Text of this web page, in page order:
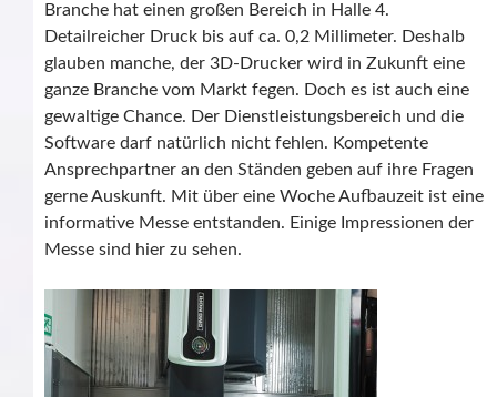
Branche hat einen großen Bereich in Halle 4.
Detailreicher Druck bis auf ca. 0,2 Millimeter. Deshalb
glauben manche, der 3D-Drucker wird in Zukunft eine
ganze Branche vom Markt fegen. Doch es ist auch eine
gewaltige Chance. Der Dienstleistungsbereich und die
Software darf natürlich nicht fehlen. Kompetente
Ansprechpartner an den Ständen geben auf ihre Fragen
gerne Auskunft. Mit über eine Woche Aufbauzeit ist eine
informative Messe entstanden. Einige Impressionen der
Messe sind hier zu sehen.